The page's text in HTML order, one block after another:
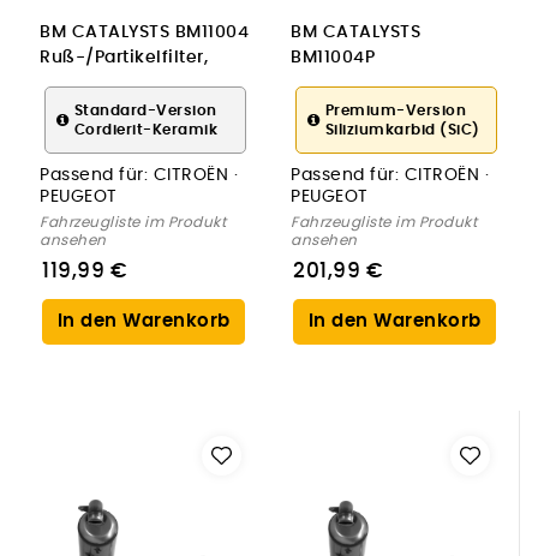
BM CATALYSTS BM11004
Ruß-/Partikelfilter,
Abgasanlage
Standard-Version
Cordierit-Keramik
Passend für: CITROËN ·
PEUGEOT
Fahrzeugliste im Produkt
ansehen
119,99 €
In den Warenkorb
BM CATALYSTS
BM11004P
Ruß-/Partikelfilter,
Abgasanlage
Premium-Version
Siliziumkarbid (SiC)
Passend für: CITROËN ·
PEUGEOT
Fahrzeugliste im Produkt
ansehen
201,99 €
In den Warenkorb